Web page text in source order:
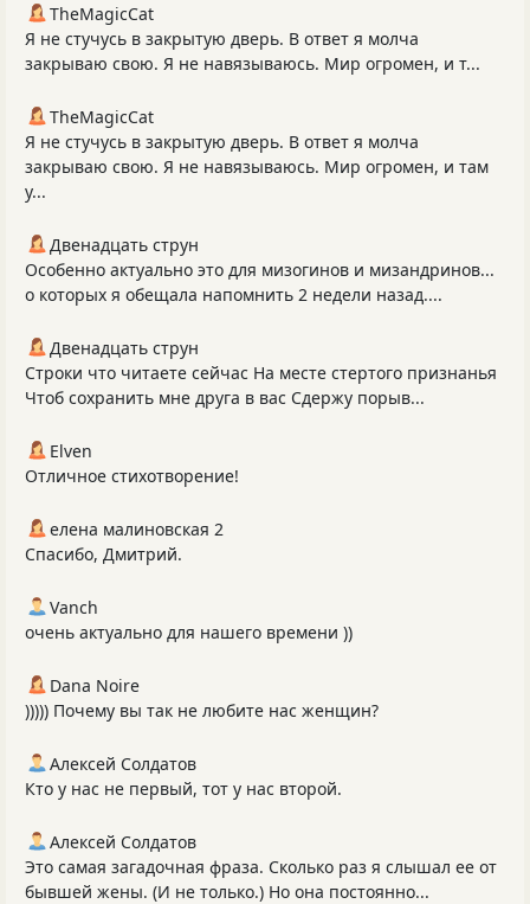
TheMagicCat
Я не стучусь в закрытую дверь. В ответ я молча
закрываю свою. Я не навязываюсь. Мир огромен, и т...
TheMagicCat
Я не стучусь в закрытую дверь. В ответ я молча
закрываю свою. Я не навязываюсь. Мир огромен, и там
у...
Двенадцать струн
Особенно актуально это для мизогинов и мизандринов...
о которых я обещала напомнить 2 недели назад....
Двенадцать струн
Строки что читаете сейчас На месте стертого признанья
Чтоб сохранить мне друга в вас Сдержу порыв...
Elven
Отличное стихотворение!
елена малиновская 2
Спасибо, Дмитрий.
Vanch
очень актуально для нашего времени ))
Dana Noire
))))) Почему вы так не любите нас женщин?
Алексей Солдатов
Кто у нас не первый, тот у нас второй.
Алексей Солдатов
Это самая загадочная фраза. Сколько раз я слышал ее от
бывшей жены. (И не только.) Но она постоянно...